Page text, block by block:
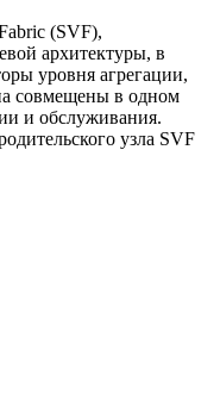
(SVF),
архитектуры, в
уровня агрегации,
совмещены в одном
и обслуживания.
узла SVF